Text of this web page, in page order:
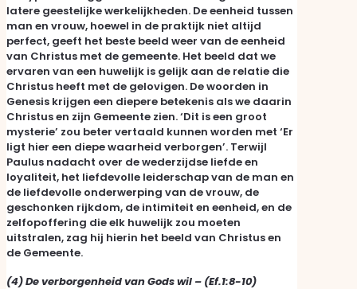
latere geestelijke werkelijkheden. De eenheid tussen
man en vrouw, hoewel in de praktijk niet altijd
perfect, geeft het beste beeld weer van de eenheid
van Christus met de gemeente. Het beeld dat we
ervaren van een huwelijk is gelijk aan de relatie die
Christus heeft met de gelovigen. De woorden in
Genesis krijgen een diepere betekenis als we daarin
Christus en zijn Gemeente zien. ‘Dit is een groot
mysterie’ zou beter vertaald kunnen worden met ‘Er
ligt hier een diepe waarheid verborgen’. Terwijl
Paulus nadacht over de wederzijdse liefde en
loyaliteit, het liefdevolle leiderschap van de man en
de liefdevolle onderwerping van de vrouw, de
geschonken rijkdom, de intimiteit en eenheid, en de
zelfopoffering die elk huwelijk zou moeten
uitstralen, zag hij hierin het beeld van Christus en
de Gemeente.
(4) De verborgenheid van Gods wil – (Ef.1:8-10)